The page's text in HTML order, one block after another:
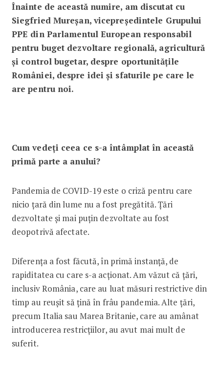
Înainte de această numire, am discutat cu
Siegfried Mureșan, vicepreședintele Grupului
PPE din Parlamentul European responsabil
pentru buget dezvoltare regională, agricultură
și control bugetar, despre oportunitățile
României, despre idei și sfaturile pe care le
are pentru noi.
Cum vedeți ceea ce s-a întâmplat în această
primă parte a anului?
Pandemia de COVID-19 este o criză pentru care
nicio țară din lume nu a fost pregătită. Țări
dezvoltate și mai puțin dezvoltate au fost
deopotrivă afectate.
Diferența a fost făcută, în primă instanță, de
rapiditatea cu care s-a acționat. Am văzut că țări,
inclusiv România, care au luat măsuri restrictive din
timp au reușit să țină în frâu pandemia. Alte țări,
precum Italia sau Marea Britanie, care au amânat
introducerea restricțiilor, au avut mai mult de
suferit.